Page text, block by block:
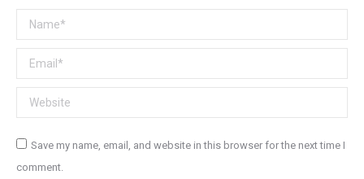
Name *
Email *
Website
Save my name, email, and website in this browser for the next time I
comment.